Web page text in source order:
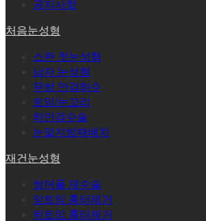
공지사항
처음눈성형
스완 첫눈성형
남자 눈성형
무쌍 안검하수
트임/눈꼬리
하안검수술
눈밑지방재배치
재건눈성형
쌍꺼풀 재수술
앞트임 흉터제거
뒤트임 흉터제거